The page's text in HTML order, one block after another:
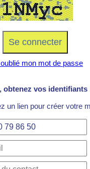
mon mot de passe
obtenez vos identifiants
un lien pour créer votre